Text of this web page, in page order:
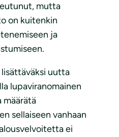
mutta
on kuitenkin
ja
uutta
lupaviranomainen
määrätä
sellaiseen vanhaan
ei